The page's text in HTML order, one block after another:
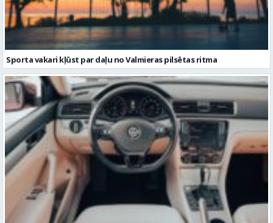
Sporta vakari kļūst par daļu no Valmieras pilsētas ritma